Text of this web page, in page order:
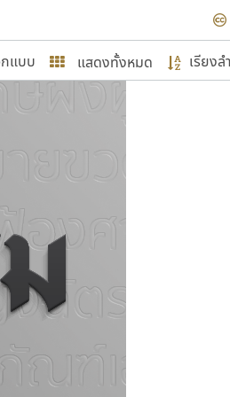
แบบ แสดงทั้งหมด
นั่นหมายถึง ปลายปี พ.ศ. ๒๕๖
อื่นได้บ้าง ไม่มากก็น้อย
กษรไทย
นต์.คอม